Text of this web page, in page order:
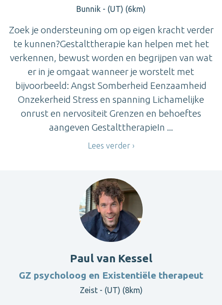
Bunnik - (UT) (6km)
Zoek je ondersteuning om op eigen kracht verder
te kunnen?Gestalttherapie kan helpen met het
verkennen, bewust worden en begrijpen van wat
er in je omgaat wanneer je worstelt met
bijvoorbeeld: Angst Somberheid Eenzaamheid
Onzekerheid Stress en spanning Lichamelijke
onrust en nervositeit Grenzen en behoeftes
aangeven GestalttherapieIn ...
Lees verder
Paul van Kessel
GZ psycholoog en Existentiële therapeut
Zeist - (UT) (8km)